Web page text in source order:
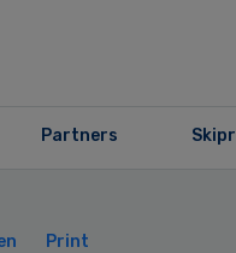
Partners Skipr
Print